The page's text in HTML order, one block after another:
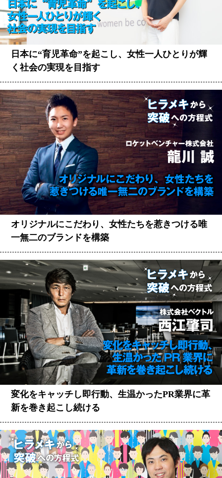
日本に“育児革命”を起こし、女性一人ひとりが輝
く社会の実現を目指す
オリジナルにこだわり、女性たちを惹きつける唯
一無二のブランドを構築
変化をキャッチし即行動、生温かったPR業界に革
新を巻き起こし続ける